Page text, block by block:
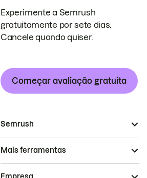
Experimente a Semrush
gratuitamente por sete dias.
Cancele quando quiser.
Começar avaliação gratuita
Semrush
Mais ferramentas